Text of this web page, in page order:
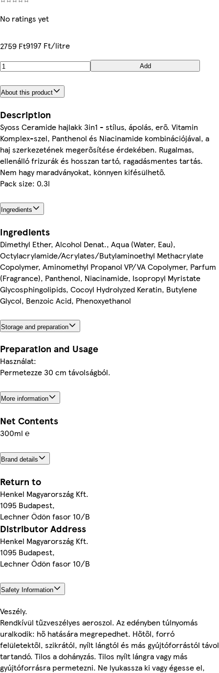
No ratings yet
2759 Ft9197 Ft/litre
Add
About this product
Description
Syoss Ceramide hajlakk 3in1 - stílus, ápolás, erő. Vitamin
Komplex-szel, Panthenol és Niacinamide kombinációjával, a
haj szerkezetének megerősítése érdekében. Rugalmas,
ellenálló frizurák és hosszan tartó, ragadásmentes tartás.
Nem hagy maradványokat, könnyen kifésülhető.
Pack size: 0.3l
Ingredients
Ingredients
Dimethyl Ether, Alcohol Denat., Aqua (Water, Eau),
Octylacrylamide/Acrylates/Butylaminoethyl Methacrylate
Copolymer, Aminomethyl Propanol VP/VA Copolymer, Parfum
(Fragrance), Panthenol, Niacinamide, Isopropyl Myristate
Glycosphingolipids, Cocoyl Hydrolyzed Keratin, Butylene
Glycol, Benzoic Acid, Phenoxyethanol
Storage and preparation
Preparation and Usage
Használat:
Permetezze 30 cm távolságból.
More information
Net Contents
300ml ℮
Brand details
Return to
Henkel Magyarország Kft.
1095 Budapest,
Lechner Ödön fasor 10/B
Distributor Address
Henkel Magyarország Kft.
1095 Budapest,
Lechner Ödön fasor 10/B
Safety Information
Veszély.
Rendkívül tűzveszélyes aeroszol. Az edényben túlnyomás
uralkodik: hő hatására megrepedhet. Hőtől, forró
felületektől, szikrától, nyílt lángtól és más gyújtóforrástól távol
tartandó. Tilos a dohányzás. Tilos nyílt lángra vagy más
gyújtóforrásra permetezni. Ne lyukassza ki vagy égesse el,